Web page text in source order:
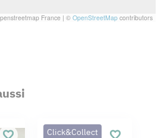
France | © OpenStreetMap contributors
Click&Collect